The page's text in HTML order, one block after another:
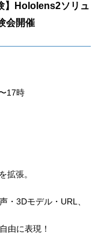
】Hololens2ソリュ
会開催
17時
拡張。
・3Dモデル・URL、
由に表現！